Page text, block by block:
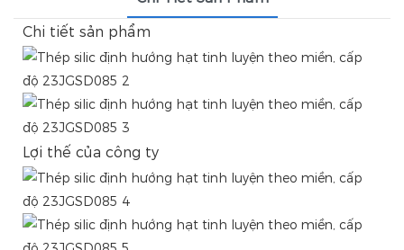
Chi tiết sản phẩm
Lợi thế của công ty